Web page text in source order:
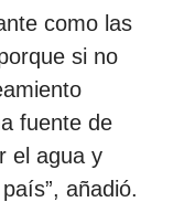
como las
si no
fuente de
el agua y
añadió.